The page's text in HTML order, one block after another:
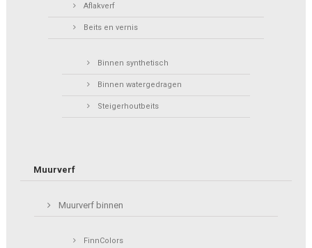
Aflakverf
Beits en vernis
Binnen synthetisch
Binnen watergedragen
Steigerhoutbeits
Muurverf
Muurverf binnen
FinnColors